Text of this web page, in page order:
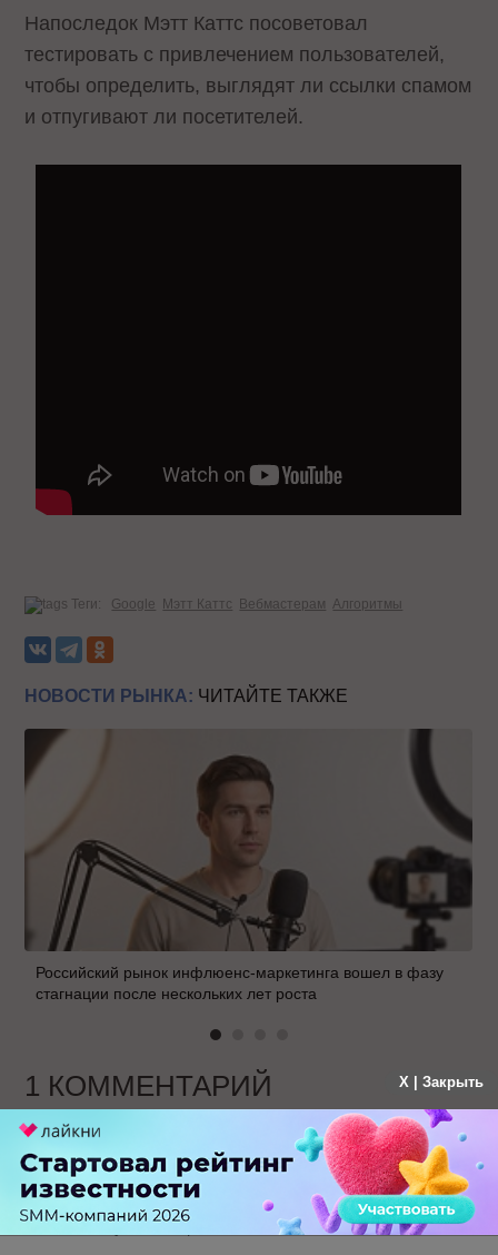
Напоследок Мэтт Каттс посоветовал
тестировать с привлечением пользователей,
чтобы определить, выглядят ли ссылки спамом
и отпугивают ли посетителей.
Теги: Google Мэтт Каттс Вебмастерам Алгоритмы
НОВОСТИ РЫНКА: ЧИТАЙТЕ ТАКЖЕ
Российский рынок инфлюенс-маркетинга вошел в фазу
стагнации после нескольких лет роста
1 КОММЕНТАРИЙ
shevaz
больше года назад
Ну наконец
X | Закрыть